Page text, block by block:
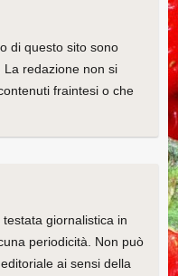
di questo sito sono
La redazione non si
fraintesi o che
giornalistica in
periodicità. Non può
ai sensi della